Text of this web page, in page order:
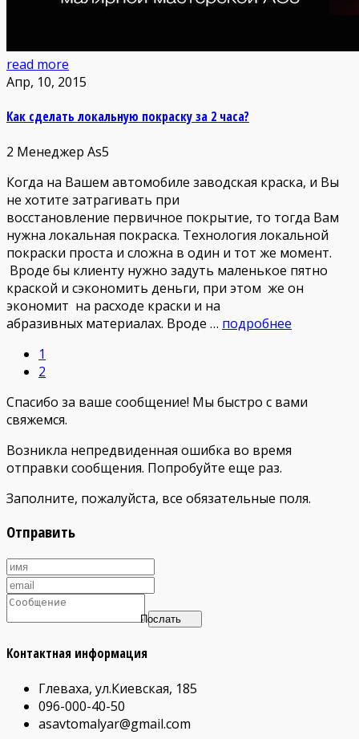
read more
Апр, 10, 2015
Как сделать локальную покраску за 2 часа?
2 Менеджер As5
Когда на Вашем автомобиле заводская краска, и Вы
не хотите затрагивать при
восстановление первичное покрытие, то тогда Вам
нужна локальная покраска. Технология локальной
покраски проста и сложна в один и тот же момент.
Вроде бы клиенту нужно задуть маленькое пятно
краской и сэкономить деньги, при этом же он
экономит на расходе краски и на
абразивных материалах. Вроде … подробнее
1
2
Спасибо за ваше сообщение! Мы быстро с вами
свяжемся.
Возникла непредвиденная ошибка во время
отправки сообщения. Попробуйте еще раз.
Заполните, пожалуйста, все обязательные поля.
Отправить
Послать
Контактная информация
Глеваха, ул.Киевская, 185
096-000-40-50
asavtomalyar@gmail.com